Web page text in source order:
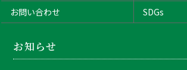
お問い合わせ
SDGs
お知らせ